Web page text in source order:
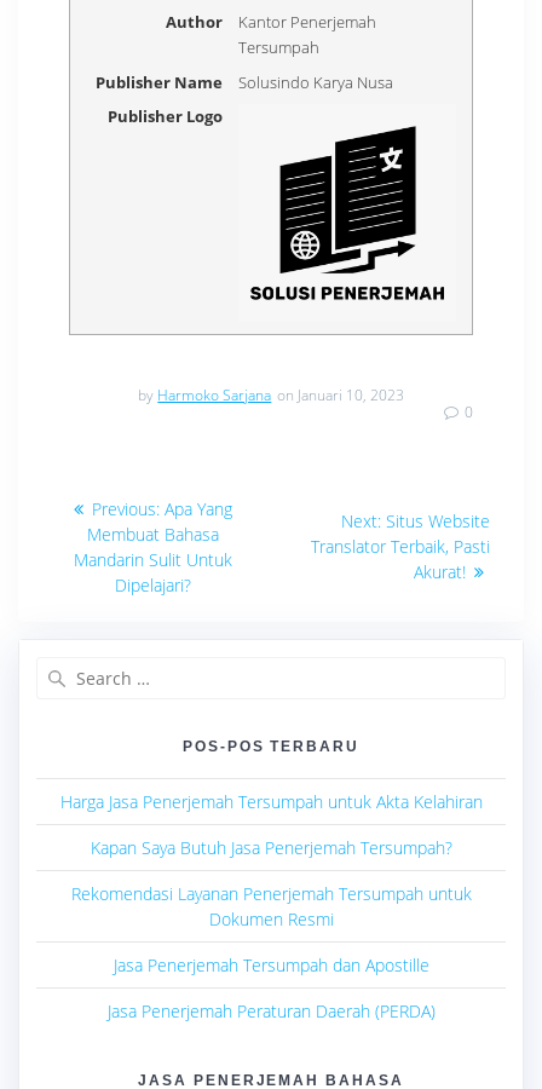
Author
Kantor Penerjemah
Tersumpah
Publisher Name
Solusindo Karya Nusa
Publisher Logo
by Harmoko Sarjana on Januari 10, 2023
0
Navigasi
pos
Previous: Previous
post:
Apa Yang
Membuat Bahasa
Mandarin Sulit Untuk
Dipelajari?
Next: Next
post:
Situs Website
Translator Terbaik, Pasti
Akurat!
POS-POS TERBARU
Harga Jasa Penerjemah Tersumpah untuk Akta Kelahiran
Kapan Saya Butuh Jasa Penerjemah Tersumpah?
Rekomendasi Layanan Penerjemah Tersumpah untuk
Dokumen Resmi
Jasa Penerjemah Tersumpah dan Apostille
Jasa Penerjemah Peraturan Daerah (PERDA)
JASA PENERJEMAH BAHASA